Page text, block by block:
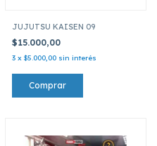
JUJUTSU KAISEN 09
$15.000,00
3 x $5.000,00 sin interés